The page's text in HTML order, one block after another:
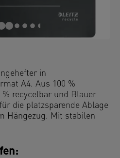
in
A4. Aus 100 %
recycelbar und Blauer
die platzsparende Ablage
Hängezug. Mit stabilen
starker Beanspruchung
von Inhalten hilft.